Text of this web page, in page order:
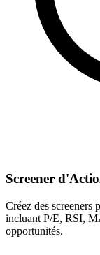
Screener
Créez des screeners
incluant P/E, RSI,
opportunités.